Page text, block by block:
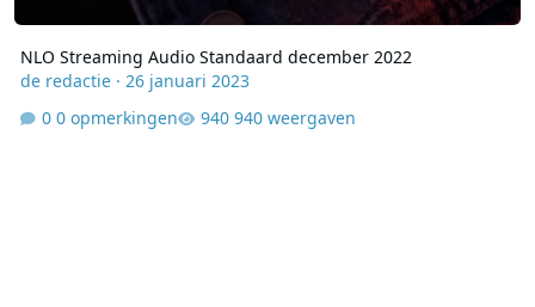
NLO Streaming Audio Standaard december 2022
de redactie· 26 januari 2023
0 opmerkingen
940 weergaven